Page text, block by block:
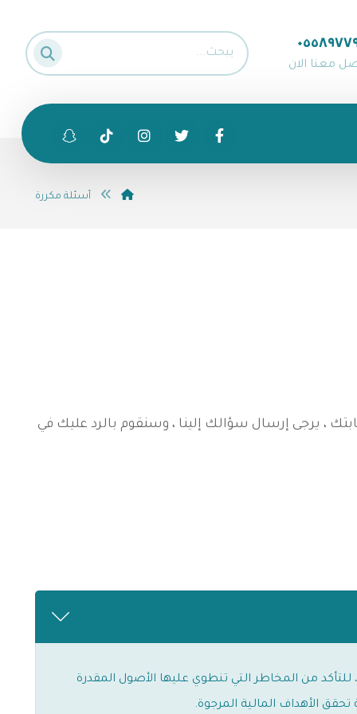
معنا الان
أسئلة مكررة
، يرجى إرسال سؤالك إلينا ، وسنقوم بالرد عليك في
من المخاطر التي تنطوي عليها الأصول المقدرة
الأهداف المالية المرجوة.